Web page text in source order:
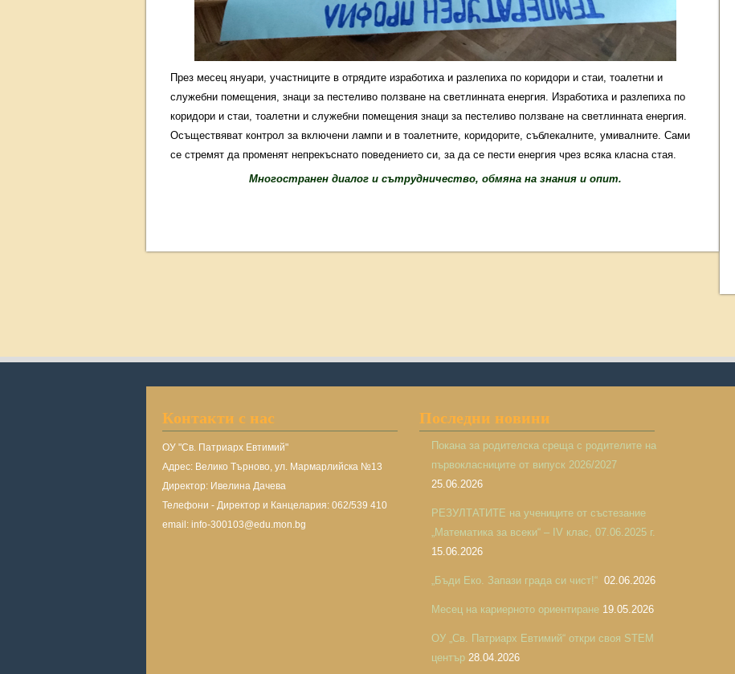
През месец януари, участниците в отрядите изработиха и разлепиха по коридори и стаи, тоалетни и
служебни помещения, знаци за пестеливо ползване на светлинната енергия. Изработиха и разлепиха по
коридори и стаи, тоалетни и служебни помещения знаци за пестеливо ползване на светлинната енергия.
Осъществяват контрол за включени лампи и в тоалетните, коридорите, съблекалните, умивалните. Сами
се стремят да променят непрекъснато поведението си, за да се пести енергия чрез всяка класна стая.
Многостранен диалог и сътрудничество, обмяна на знания и опит.
Контакти с нас
ОУ "Св. Патриарх Евтимий"
Адрес: Велико Търново, ул. Мармарлийска №13
Директор: Ивелина Дачева
Телефони - Директор и Канцелария: 062/539 410
email: info-300103@edu.mon.bg
Последни новини
Покана за родителска среща с родителите на
първокласниците от випуск 2026/2027
25.06.2026
РЕЗУЛТАТИТЕ на учениците от състезание
„Математика за всеки“ – IV клас, 07.06.2025 г.
15.06.2026
„Бъди Еко. Запази града си чист!“ 02.06.2026
Месец на кариерното ориентиране 19.05.2026
ОУ „Св. Патриарх Евтимий“ откри своя STEM
център 28.04.2026